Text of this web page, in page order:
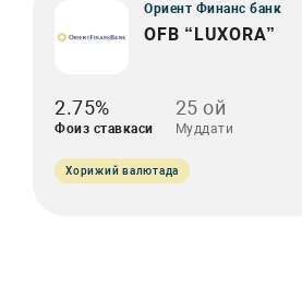
Ориент Финанс банк
OFB “LUXORA”
2.75%
Фоиз ставкаси
25 ой
Муддати
Хорижий валютада